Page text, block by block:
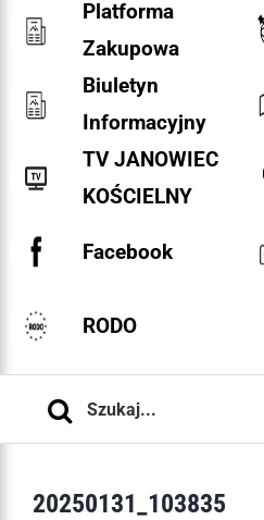
Platforma
Zakupowa
Biuletyn
Informacyjny
TV JANOWIEC
KOŚCIELNY
Facebook
RODO
20250131_103835